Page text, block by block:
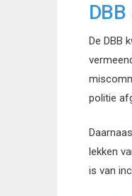
De DBB
politie
lekken
is van